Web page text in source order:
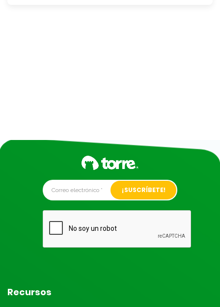
Alternative:
Recursos